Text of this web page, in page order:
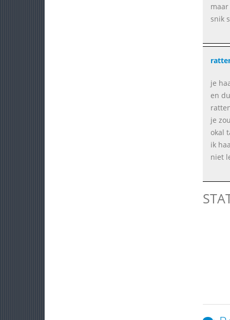
snik
je
en
je
okal
ik
niet